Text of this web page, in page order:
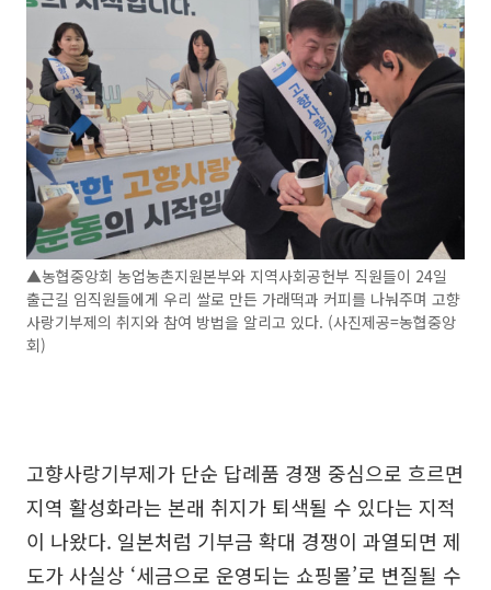
▲농협중앙회 농업농촌지원본부와 지역사회공헌부 직원들이 24일
출근길 임직원들에게 우리 쌀로 만든 가래떡과 커피를 나눠주며 고향
사랑기부제의 취지와 참여 방법을 알리고 있다. (사진제공=농협중앙
회)
고향사랑기부제가 단순 답례품 경쟁 중심으로 흐르면
지역 활성화라는 본래 취지가 퇴색될 수 있다는 지적
이 나왔다. 일본처럼 기부금 확대 경쟁이 과열되면 제
도가 사실상 ‘세금으로 운영되는 쇼핑몰’로 변질될 수